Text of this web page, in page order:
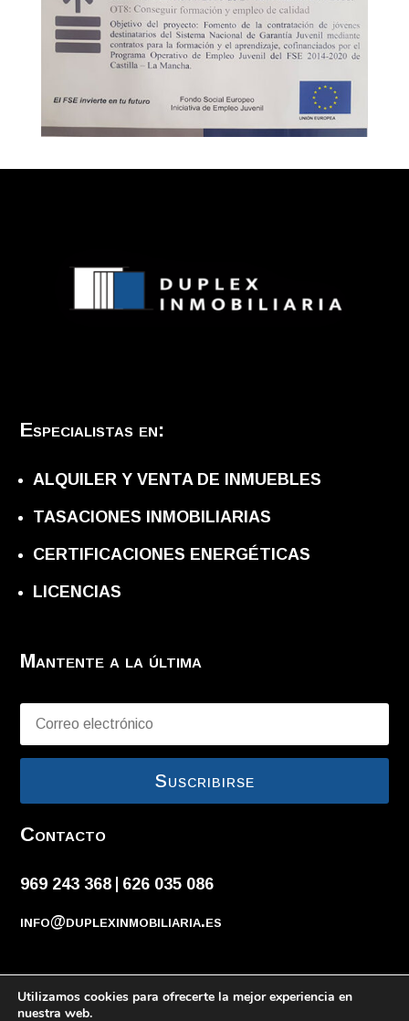
Especialistas en:
ALQUILER Y VENTA DE INMUEBLES
TASACIONES INMOBILIARIAS
CERTIFICACIONES ENERGÉTICAS
LICENCIAS
Mantente a la última
Suscribirse
Contacto
969 243 368 626 035 086
info@duplexinmobiliaria.es
Diseñado por Adrián López RaMoWeb
Utilizamos cookies para ofrecerte la mejor experiencia en
nuestra web.